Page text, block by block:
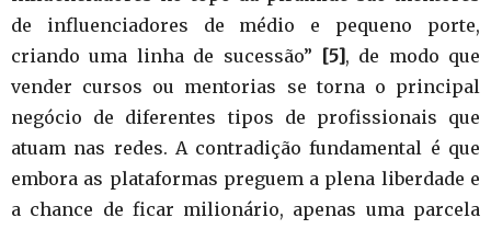
de influenciadores de médio e pequeno porte,
criando uma linha de sucessão”
[5] , de modo que
vender cursos ou mentorias se torna o principal
negócio de diferentes tipos de profissionais que
atuam nas redes. A contradição fundamental é que
embora as plataformas preguem a plena liberdade e
a chance de ficar milionário, apenas uma parcela